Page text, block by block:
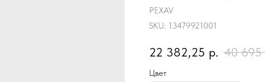
РЕХАУ
SKU: 13479921001
22 382,25 р. 40 695
Цвет